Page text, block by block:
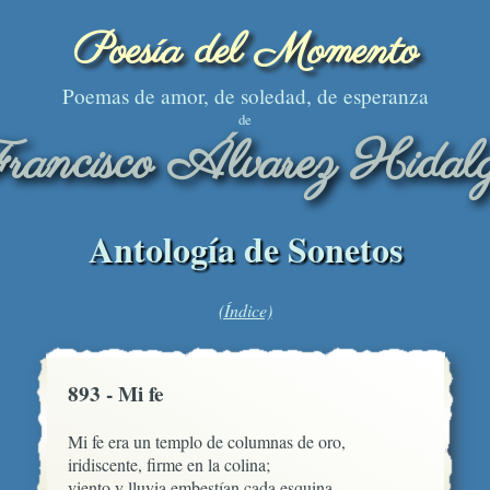
Poesía del Momento
Poemas de amor, de soledad, de esperanza
de
Álvarez
Antología de Sonetos
(Índice)
893 - Mi fe
Mi fe era un templo de columnas de oro,
iridiscente, firme en la colina;